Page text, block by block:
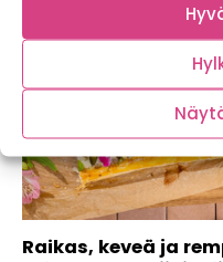
Raikas, keveä ja